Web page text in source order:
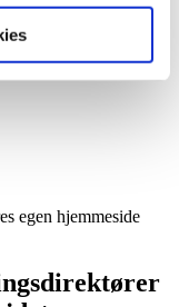
Indkøb og
egen hjemmeside